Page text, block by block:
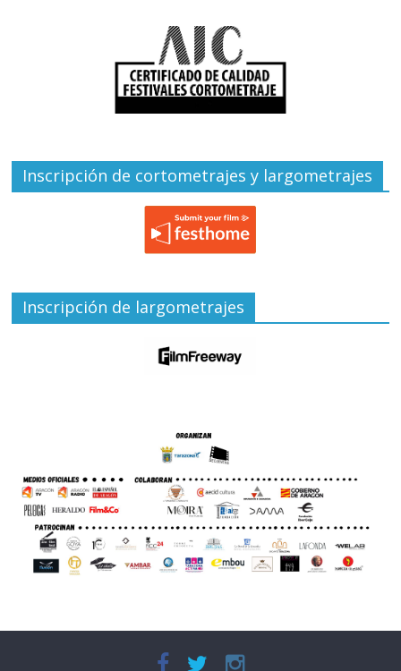
Inscripción de cortometrajes y largometrajes
Inscripción de largometrajes